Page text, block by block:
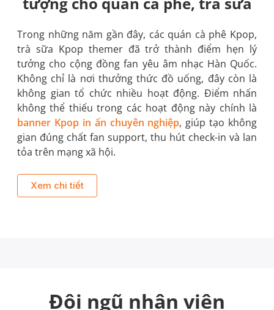
Trong những năm gần đây, các quán cà phê Kpop,
trà sữa Kpop themer đã trở thành điểm hẹn lý
tưởng cho cộng đồng fan yêu âm nhạc Hàn Quốc.
Không chỉ là nơi thưởng thức đồ uống, đây còn là
không gian tổ chức nhiều hoạt động. Điểm nhấn
không thể thiếu trong các hoạt động này chính là
banner Kpop in ấn chuyên nghiệp, giúp tạo không
gian đúng chất fan support, thu hút check-in và lan
tỏa trên mạng xã hội.
Xem chi tiết
Đội ngũ nhân viên